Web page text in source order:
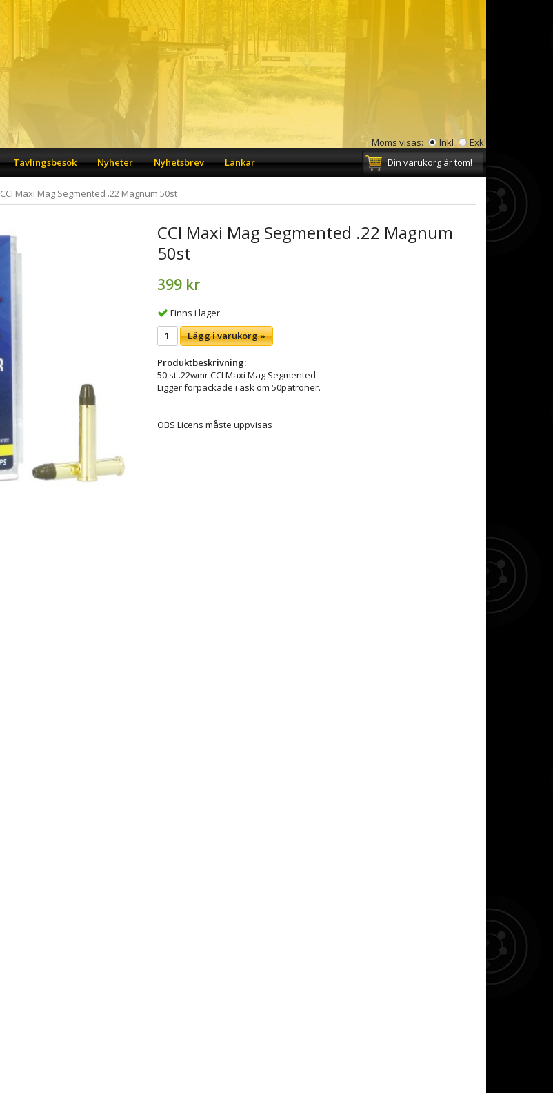
Moms visas: Inkl
Exkl
Tävlingsbesök Nyheter Nyhetsbrev Länkar Din varukorg är tom!
CCI Maxi Mag Segmented .22 Magnum 50st
CCI Maxi Mag Segmented .22 Magnum
50st
399 kr
Finns i lager
Lägg i varukorg »
Produktbeskrivning:
50 st .22wmr CCI Maxi Mag Segmented
Ligger förpackade i ask om 50patroner.
OBS Licens måste uppvisas